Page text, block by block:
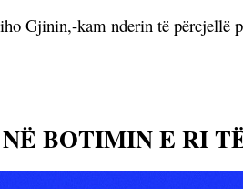
Gjinin,-kam nderin të përcjellë
BOTIMIN E RI